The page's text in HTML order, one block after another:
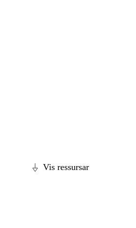
Vis ressursar